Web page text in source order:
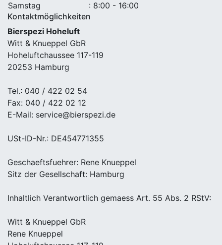
Samstag
: 8:00 - 16:00
Kontaktmöglichkeiten
Bierspezi Hoheluft
Witt & Knueppel GbR
Hoheluftchaussee 117-119
20253 Hamburg
Tel.: 040 / 422 02 54
Fax: 040 / 422 02 12
E-Mail: service@bierspezi.de
USt-ID-Nr.: DE454771355
Geschaeftsfuehrer: Rene Knueppel
Sitz der Gesellschaft: Hamburg
Inhaltlich Verantwortlich gemaess Art. 55 Abs. 2 RStV:
Witt & Knueppel GbR
Rene Knueppel